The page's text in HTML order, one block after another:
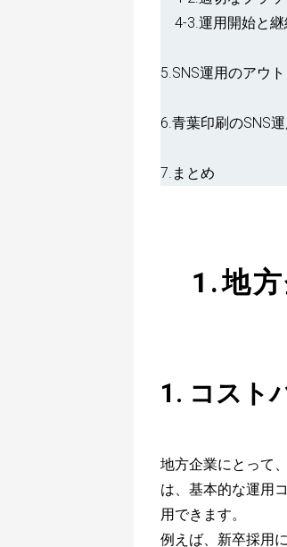
4-3.運用開始と継
5.SNS運用のアウ
6.青葉印刷のSNS
7.まとめ
1.地
1. コスト
地方企業にとって
は、基本的な運用
用できます。
例えば、新卒採用